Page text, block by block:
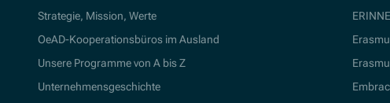
Strategie, Mission, Werte
OeAD-Kooperationsbüros im Ausland
Unsere Programme von A bis Z
Unternehmensgeschichte